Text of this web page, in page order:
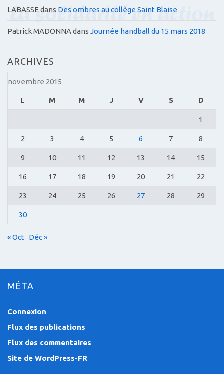
LABASSEdans Des ombres au collège Saint Blaise
Patrick MADONNAdans Journée handball du 15 mars 2018
ARCHIVES
novembre 2015
L M M J V S D
1
2 3 4 5 6 7 8
9 10 11 12 13 14 15
16 17 18 19 20 21 22
23 24 25 26 27 28 29
30
« Oct Déc »
MÉTA
Connexion
Flux des publications
Flux des commentaires
Site de WordPress-FR